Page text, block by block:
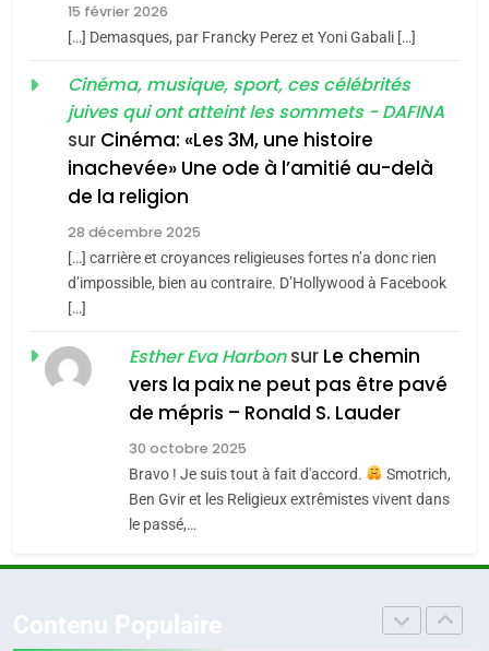
Tout sur la Nostalgie
SOUVENIRS
l’alliance pourrait
s’étendre à 13 pays
d’Amérique latine
ISRAÉL JUDAISME
2025, l’année la plus
meurtrière selon le
rapport d’ADL contre
l’antisémitisme
FRANCE ISRAÉL
FIÈRE, DIGNE ET RÉSILIENTE :
POURQUOI JE REVENDIQUE
CE QUI NOUS MANQUE –
15 février 2026
[…] Demasques, par Francky Perez et Yoni Gabali […]
Cinéma, musique, sport, ces célébrités
juives qui ont atteint les sommets - DAFINA
sur Cinéma: «Les 3M, une histoire
inachevée» Une ode à l’amitié au-delà
de la religion
28 décembre 2025
[…] carrière et croyances religieuses fortes n’a donc rien
d’impossible, bien au contraire. D’Hollywood à Facebook
[…]
Esther Eva Harbonsur Le chemin
vers la paix ne peut pas être pavé
de mépris – Ronald S. Lauder
30 octobre 2025
Bravo ! Je suis tout à fait d'accord.
Smotrich,
Ben Gvir et les Religieux extrêmistes vivent dans
le passé,…
POURQUOI JE REVENDIQUE
Zrihen-Dvir
CE QUI NOUS MANQUE –
Jacques Hadida
JUDAISME
Maroc : Les amandes de
Azilal consacrés produits
du terroir
DAFINA MAROC
Oeil ravageur – Vanessa De
Loya Stauber
CINEMA ISRAÉL
«Tu dis génocide, je dis
guerre»: La nouvelle
chanson de Boy George